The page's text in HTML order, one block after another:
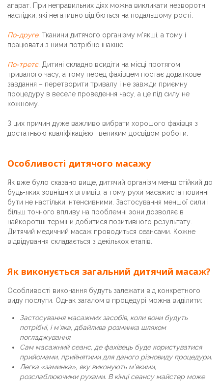
апарат. При неправильних діях можна викликати незворотні
наслідки, які негативно відібються на подальшому рості.
По-друге. Тканини дитячого організму м’якші, а тому і
працювати з ними потрібно інакше.
По-третє. Дитині складно всидіти на місці протягом
тривалого часу, а тому перед фахівцем постає додаткове
завдання – перетворити тривалу і не завжди приємну
процедуру в веселе проведення часу, а це під силу не
кожному.
З цих причин дуже важливо вибрати хорошого фахівця з
достатньою кваліфікацією і великим досвідом роботи.
Особливості дитячого масажу
Як вже було сказано вище, дитячий організм менш стійкий до
будь-яких зовнішніх впливів, а тому рухи масажиста повинні
бути не настільки інтенсивними. Застосування меншої сили і
більш точного впливу на проблемні зони дозволяє в
найкоротші терміни добитися позитивного результату.
Дитячий медичний масаж проводиться сеансами. Кожне
відвідування складається з декількох етапів.
Як виконується загальний дитячий масаж?
Особливості виконання будуть залежати від конкретного
виду послуги. Однак загалом в процедурі можна виділити:
Застосування масажних засобів, коли вони будуть
потрібні, і м’яка, дбайлива розминка шляхом
погладжування.
Сам масажний сеанс, де фахівець буде користуватися
прийомами, прийнятими для даного різновиду процедури.
Легка «заминка», яку виконують м’якими,
розслаблюючими рухами. В кінці сеансу майстер може